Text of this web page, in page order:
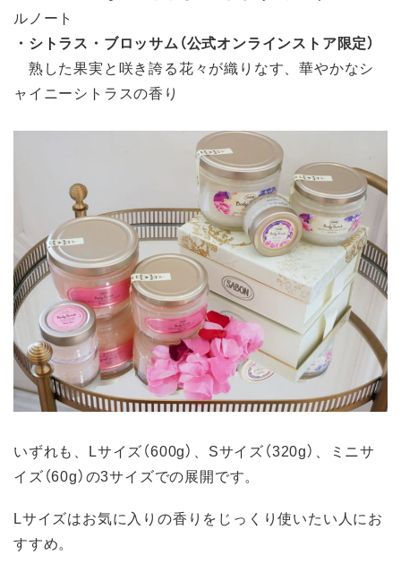
ルノート
・シトラス・ブロッサム（公式オンラインストア限定）
熟した果実と咲き誇る花々が織りなす、華やかなシ
ャイニーシトラスの香り
いずれも、Lサイズ（600g）、Sサイズ（320g）、ミニサ
イズ（60g）の3サイズでの展開です。
Lサイズはお気に入りの香りをじっくり使いたい人にお
すすめ。